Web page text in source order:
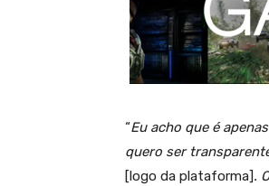
“Eu acho que é
quero ser
[logo da plataforma].